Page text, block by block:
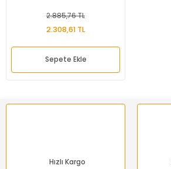
2.885,76 TL
2.308,61 TL
Sepete Ekle
Hızlı Kargo